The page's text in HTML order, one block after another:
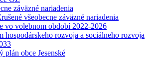
záväzné nariadenia
všeobecne záväzné nariadenia
vo volebnom období 2022-2026
hospodárskeho rozvoja a sociálneho rozvoja
plán obce Jesenské